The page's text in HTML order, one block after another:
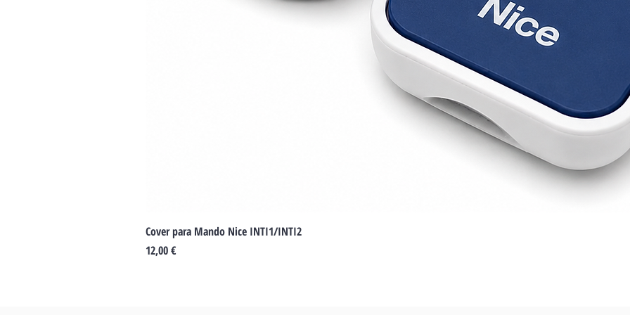
Cover para Mando Nice INTI1/INTI2
Precio
12,00 €